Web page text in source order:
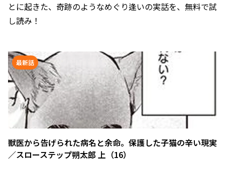
とに起きた、奇跡のようなめぐり逢いの実話を、無料で試
し読み！
最新話
獣医から告げられた病名と余命。保護した子猫の辛い現実
／スローステップ朔太郎 上（16）